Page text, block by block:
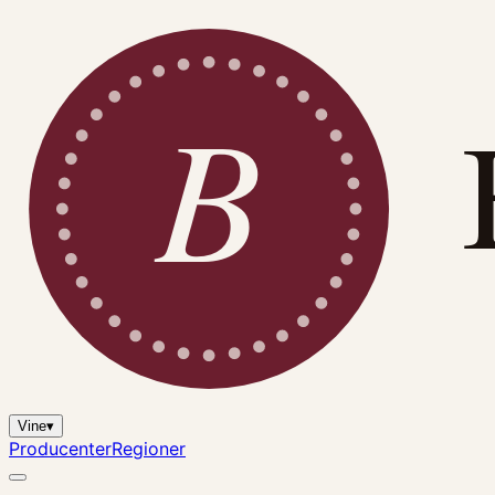
B
Vine▾
ProducenterRegioner